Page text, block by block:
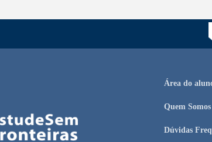
Área do
Quem Somos
Dúvidas